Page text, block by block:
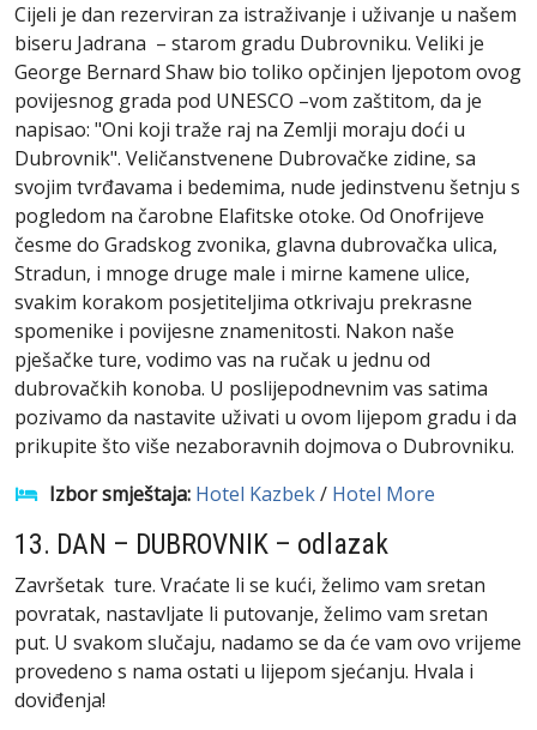
Cijeli je dan rezerviran za istraživanje i uživanje u našem
biseru Jadrana – starom gradu Dubrovniku. Veliki je
George Bernard Shaw bio toliko opčinjen ljepotom ovog
povijesnog grada pod UNESCO –vom zaštitom, da je
napisao: "Oni koji traže raj na Zemlji moraju doći u
Dubrovnik". Veličanstvenene Dubrovačke zidine, sa
svojim tvrđavama i bedemima, nude jedinstvenu šetnju s
pogledom na čarobne Elafitske otoke. Od Onofrijeve
česme do Gradskog zvonika, glavna dubrovačka ulica,
Stradun, i mnoge druge male i mirne kamene ulice,
svakim korakom posjetiteljima otkrivaju prekrasne
spomenike i povijesne znamenitosti. Nakon naše
pješačke ture, vodimo vas na ručak u jednu od
dubrovačkih konoba. U poslijepodnevnim vas satima
pozivamo da nastavite uživati u ovom lijepom gradu i da
prikupite što više nezaboravnih dojmova o Dubrovniku.
Izbor smještaja: Hotel Kazbek/ Hotel More
13. DAN – DUBROVNIK – odlazak
Završetak ture. Vraćate li se kući, želimo vam sretan
povratak, nastavljate li putovanje, želimo vam sretan
put. U svakom slučaju, nadamo se da će vam ovo vrijeme
provedeno s nama ostati u lijepom sjećanju. Hvala i
doviđenja!